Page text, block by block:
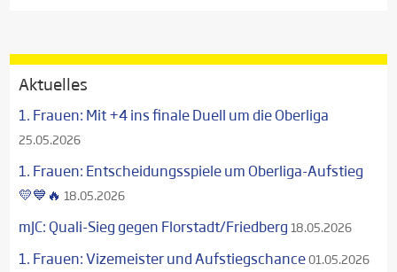
Aktuelles
1. Frauen: Mit +4 ins finale Duell um die Oberliga
25.05.2026
1. Frauen: Entscheidungsspiele um Oberliga-Aufstieg
💛💙🔥 18.05.2026
mJC: Quali-Sieg gegen Florstadt/Friedberg 18.05.2026
1. Frauen: Vizemeister und Aufstiegschance01.05.2026